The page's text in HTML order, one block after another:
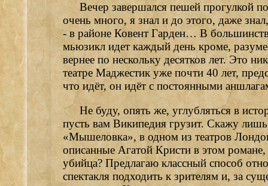
Вечер завершался пешей прогулкой
очень много, я знал и до этого, даже
- в районе Ковент Гарден… В
мьюзикл идет каждый день кроме,
вернее по нескольку десятков лет. Это
театре Маджестик уже почти 40 лет,
что идёт, он идёт с постоянными
Не буду, опять же, углубляться в
пусть вам Википедия грузит. Скажу
«Мышеловка», в одном из театров
описанные Агатой Кристи в этом
убийца? Предлагаю классный способ
спектакля подходить к зрителям и, за